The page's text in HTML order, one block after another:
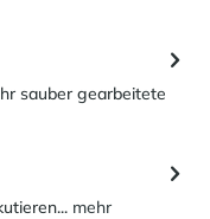
sauber gearbeitete
mehr